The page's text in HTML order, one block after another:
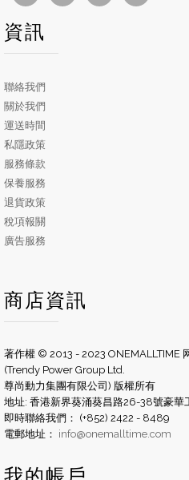
資訊
聯絡我們
關於我們
運送時間
私隱政策
服務條款
保養服務
退貨政策
稅項報關
廣告服務
商店資訊
著作權 © 2013 - 2023 ONEMALLTIME
(Trendy Power Group Ltd.
尊尚動力集團有限公司) 版權所有
地址: 香港新界葵涌葵昌路26-38號豪華
即時聯絡我們： (+852) 2422 - 8489
電郵地址： info@onemalltime.com